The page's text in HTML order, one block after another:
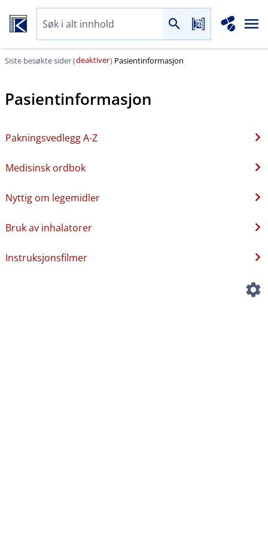
Siste besøkte sider (deaktiver) Pasientinformasjon
Pasientinformasjon
Pakningsvedlegg A-Z
Medisinsk ordbok
Nyttig om legemidler
Bruk av inhalatorer
Instruksjonsfilmer